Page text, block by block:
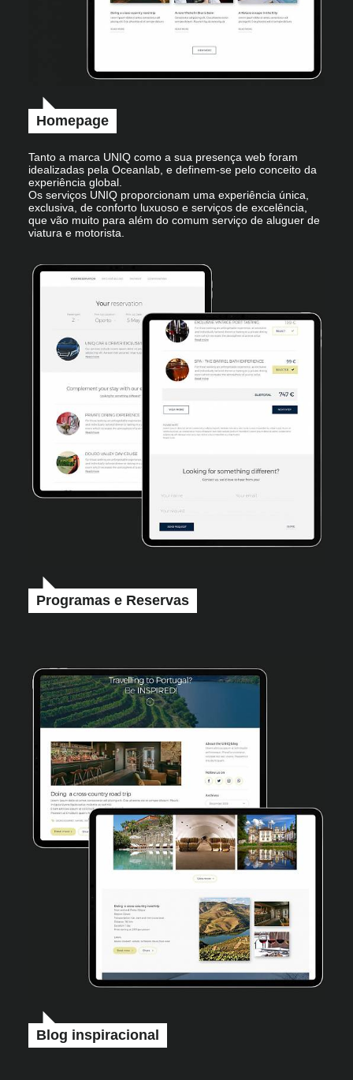
Homepage
Tanto a marca UNIQ como a sua presença web foram
idealizadas pela Oceanlab, e definem-se pelo conceito da
experiência global.
Os serviços UNIQ proporcionam uma experiência única,
exclusiva, de conforto luxuoso e serviços de excelência,
que vão muito para além do comum serviço de aluguer de
viatura e motorista.
Programas e Reservas
Blog inspiracional